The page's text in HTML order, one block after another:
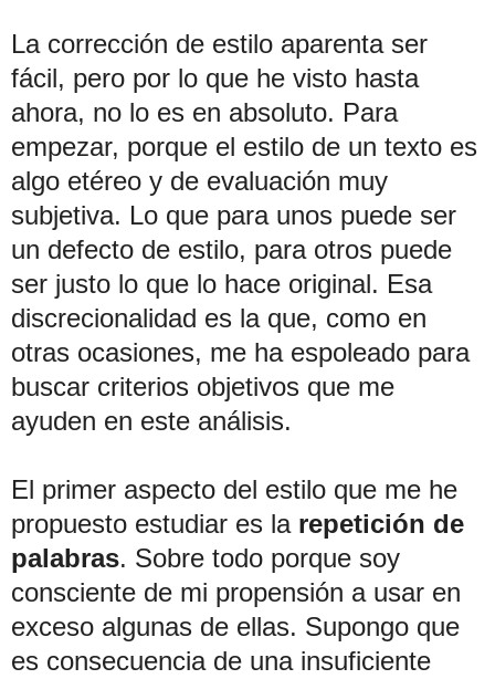
La corrección de estilo aparenta ser
fácil, pero por lo que he visto hasta
ahora, no lo es en absoluto. Para
empezar, porque el estilo de un texto es
algo etéreo y de evaluación muy
subjetiva. Lo que para unos puede ser
un defecto de estilo, para otros puede
ser justo lo que lo hace original. Esa
discrecionalidad es la que, como en
otras ocasiones, me ha espoleado para
buscar criterios objetivos que me
ayuden en este análisis.
El primer aspecto del estilo que me he
propuesto estudiar es la repetición de
palabras. Sobre todo porque soy
consciente de mi propensión a usar en
exceso algunas de ellas. Supongo que
es consecuencia de una insuficiente